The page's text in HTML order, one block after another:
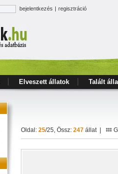
bejelentkezés | regisztráció
Elveszett állatok Talált
Oldal: 25/25, Össz: 247 állat |